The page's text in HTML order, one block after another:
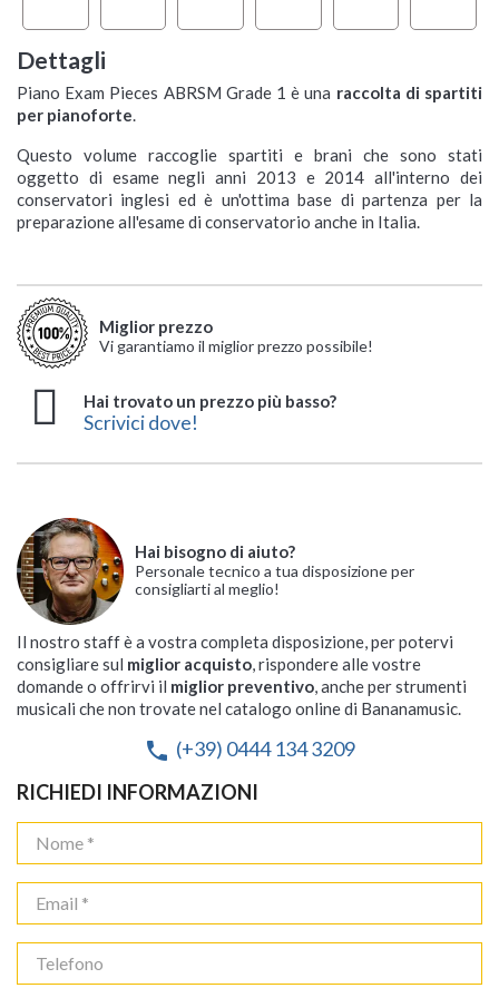
Dettagli
Piano Exam Pieces ABRSM Grade 1 è una raccolta di spartiti
per pianoforte.
Questo volume raccoglie spartiti e brani che sono stati
oggetto di esame negli anni 2013 e 2014 all'interno dei
conservatori inglesi ed è un'ottima base di partenza per la
preparazione all'esame di conservatorio anche in Italia.
Miglior prezzo
Vi garantiamo il miglior prezzo possibile!
Hai trovato un prezzo più basso?
Scrivici dove!
Hai bisogno di aiuto?
Personale tecnico a tua disposizione per
consigliarti al meglio!
Il nostro staff è a vostra completa disposizione, per potervi
consigliare sul miglior acquisto, rispondere alle vostre
domande o offrirvi il miglior preventivo, anche per strumenti
musicali che non trovate nel catalogo online di Bananamusic.
phone (+39) 0444 134 3209
RICHIEDI INFORMAZIONI